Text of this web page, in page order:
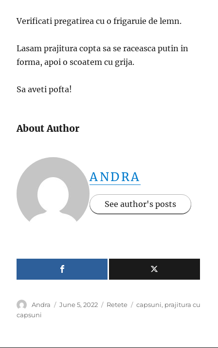
Verificati pregatirea cu o frigaruie de lemn.
Lasam prajitura copta sa se raceasca putin in
forma, apoi o scoatem cu grija.
Sa aveti pofta!
About Author
ANDRA
See author's posts
Author
Andra
Posted
June 5, 2022 Categories
Retete Tags
capsuni, prajitura cu
capsuni